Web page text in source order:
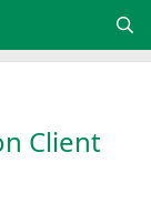
Client